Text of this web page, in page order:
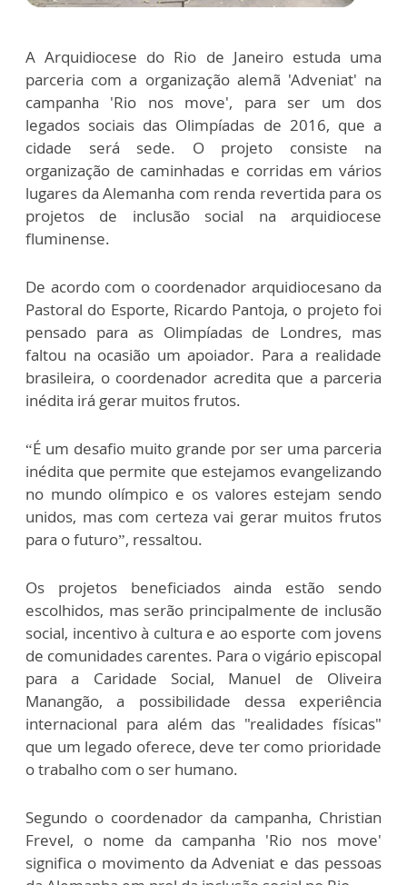
A Arquidiocese do Rio de Janeiro estuda uma
parceria com a organização alemã 'Adveniat' na
campanha 'Rio nos move', para ser um dos
legados sociais das Olimpíadas de 2016, que a
cidade será sede. O projeto consiste na
organização de caminhadas e corridas em vários
lugares da Alemanha com renda revertida para os
projetos de inclusão social na arquidiocese
fluminense.
De acordo com o coordenador arquidiocesano da
Pastoral do Esporte, Ricardo Pantoja, o projeto foi
pensado para as Olimpíadas de Londres, mas
faltou na ocasião um apoiador. Para a realidade
brasileira, o coordenador acredita que a parceria
inédita irá gerar muitos frutos.
“É um desafio muito grande por ser uma parceria
inédita que permite que estejamos evangelizando
no mundo olímpico e os valores estejam sendo
unidos, mas com certeza vai gerar muitos frutos
para o futuro”, ressaltou.
Os projetos beneficiados ainda estão sendo
escolhidos, mas serão principalmente de inclusão
social, incentivo à cultura e ao esporte com jovens
de comunidades carentes. Para o vigário episcopal
para a Caridade Social, Manuel de Oliveira
Manangão, a possibilidade dessa experiência
internacional para além das "realidades físicas"
que um legado oferece, deve ter como prioridade
o trabalho com o ser humano.
Segundo o coordenador da campanha, Christian
Frevel, o nome da campanha 'Rio nos move'
significa o movimento da Adveniat e das pessoas